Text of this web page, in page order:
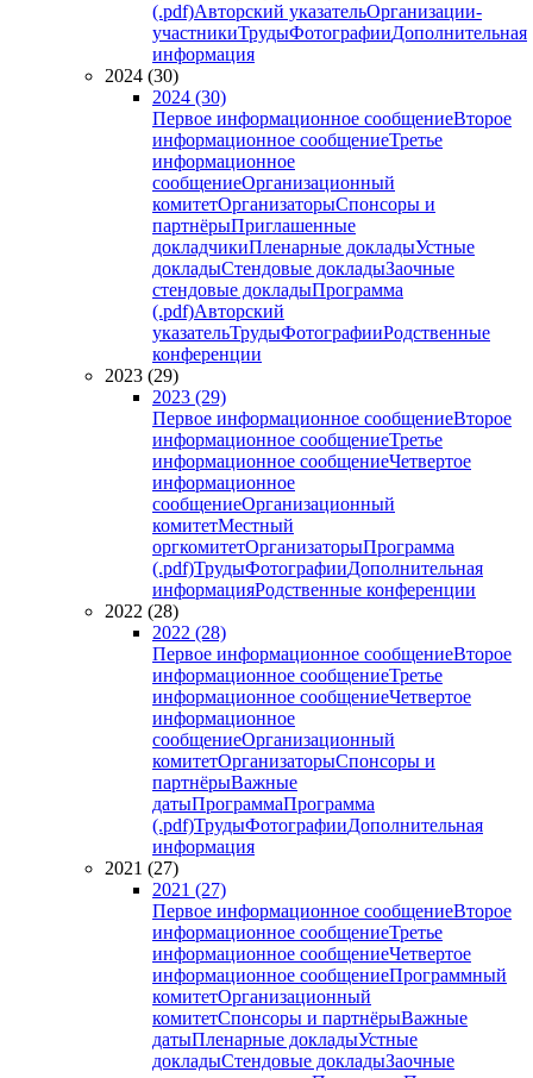
(.pdf)Авторский указательОрганизации-
участникиТрудыФотографииДополнительная
информация
2024 (30)
2024 (30)
Первое информационное сообщениеВторое
информационное сообщениеТретье
информационное
сообщениеОрганизационный
комитетОрганизаторыСпонсоры и
партнёрыПриглашенные
докладчикиПленарные докладыУстные
докладыСтендовые докладыЗаочные
стендовые докладыПрограмма
(.pdf)Авторский
указательТрудыФотографииРодственные
конференции
2023 (29)
2023 (29)
Первое информационное сообщениеВторое
информационное сообщениеТретье
информационное сообщениеЧетвертое
информационное
сообщениеОрганизационный
комитетМестный
оргкомитетОрганизаторыПрограмма
(.pdf)ТрудыФотографииДополнительная
информацияРодственные конференции
2022 (28)
2022 (28)
Первое информационное сообщениеВторое
информационное сообщениеТретье
информационное сообщениеЧетвертое
информационное
сообщениеОрганизационный
комитетОрганизаторыСпонсоры и
партнёрыВажные
датыПрограммаПрограмма
(.pdf)ТрудыФотографииДополнительная
информация
2021 (27)
2021 (27)
Первое информационное сообщениеВторое
информационное сообщениеТретье
информационное сообщениеЧетвертое
информационное сообщениеПрограммный
комитетОрганизационный
комитетСпонсоры и партнёрыВажные
датыПленарные докладыУстные
докладыСтендовые докладыЗаочные